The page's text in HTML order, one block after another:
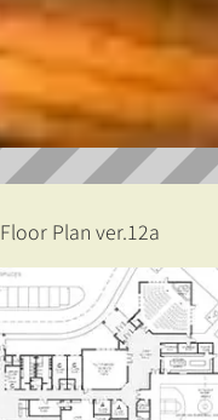
Floor Plan ver.12a